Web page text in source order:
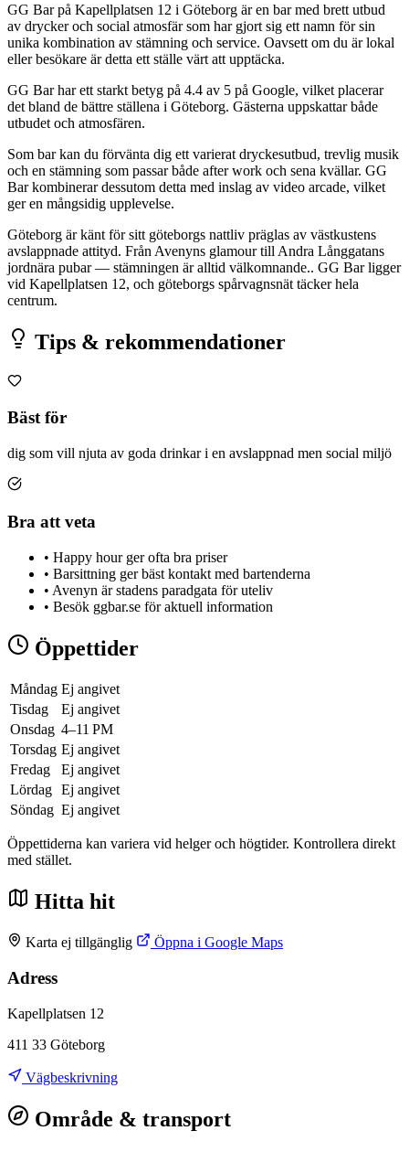
GG Bar på Kapellplatsen 12 i Göteborg är en bar med brett utbud
av drycker och social atmosfär som har gjort sig ett namn för sin
unika kombination av stämning och service. Oavsett om du är lokal
eller besökare är detta ett ställe värt att upptäcka.
GG Bar har ett starkt betyg på 4.4 av 5 på Google, vilket placerar
det bland de bättre ställena i Göteborg. Gästerna uppskattar både
utbudet och atmosfären.
Som bar kan du förvänta dig ett varierat dryckesutbud, trevlig musik
och en stämning som passar både after work och sena kvällar. GG
Bar kombinerar dessutom detta med inslag av video arcade, vilket
ger en mångsidig upplevelse.
Göteborg är känt för sitt göteborgs nattliv präglas av västkustens
avslappnade attityd. Från Avenyns glamour till Andra Långgatans
jordnära pubar — stämningen är alltid välkomnande.. GG Bar ligger
vid Kapellplatsen 12, och göteborgs spårvagnsnät täcker hela
centrum.
Tips & rekommendationer
Bäst för
dig som vill njuta av goda drinkar i en avslappnad men social miljö
Bra att veta
• Happy hour ger ofta bra priser
• Barsittning ger bäst kontakt med bartenderna
• Avenyn är stadens paradgata för uteliv
• Besök ggbar.se för aktuell information
Öppettider
Måndag Ej angivet
Tisdag
Ej angivet
Onsdag 4–11 PM
Torsdag Ej angivet
Fredag
Ej angivet
Lördag Ej angivet
Söndag Ej angivet
Öppettiderna kan variera vid helger och högtider. Kontrollera direkt
med stället.
Hitta hit
Karta ej tillgänglig Öppna i Google Maps
Adress
Kapellplatsen 12
411 33 Göteborg
Vägbeskrivning
Område & transport